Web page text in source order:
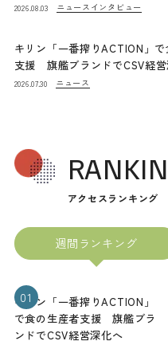
2026.08.03 ニュース インタビュー
キリン「一番搾りACTION」
支援 旗艦ブランドでCSV経
2026.07.30 ニュース
アクセスランキング
週間ランキング
01
キリン「一番搾りACTION」
で食の生産者支援 旗艦ブラ
ンドでCSV経営深化へ